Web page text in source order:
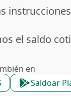
el saldo
en
Saldoar